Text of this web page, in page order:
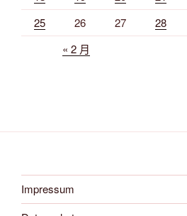
25
26 27 28
« 2 月
Impressum